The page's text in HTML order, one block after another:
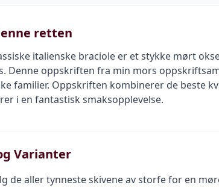
retten
italienske braciole er et stykke mørt
Denne oppskriften fra min mors
familier. Oppskriften kombinerer de beste
i en fantastisk smaksopplevelse.
Varianter
de aller tynneste skivene av storfe for en